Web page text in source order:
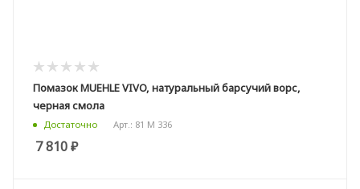
Помазок MUEHLE VIVO, натуральный барсучий ворс,
черная смола
Достаточно Арт.: 81 M 336
7 810₽